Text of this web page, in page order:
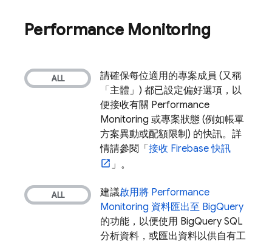
Performance Monitoring
請確保每位適用的專案成員 (又稱
「主體」) 都已設定偏好選項，以
便接收有關 Performance
Monitoring 或專案狀態 (例如帳單
方案異動或配額限制) 的快訊。詳
情請參閱「 接收 Firebase 快訊
」。
建議啟用將 Performance
Monitoring 資料匯出至 BigQuery
的功能，以便使用 BigQuery SQL
分析資料，或匯出資料以供自有工